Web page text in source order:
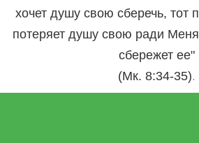
хочет душу свою сберечь, тот
потеряет душу свою ради
сбережет ее"
(Мк. 8:34-35).